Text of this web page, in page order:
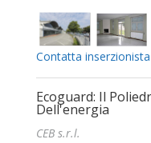
Contatta
Ecoguard: Il
Dell'energia
CEB s.r.l.